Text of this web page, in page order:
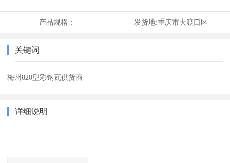
产品规格： 发货地:重庆市大渡口区
关键词
梅州820型彩钢瓦供货商
详细说明